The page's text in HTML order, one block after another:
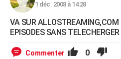
1 déc. 2008 à 14:28
VA SUR ALLOSTREAMING,COM
EPISODES SANS TELECHERGER
Commenter 0